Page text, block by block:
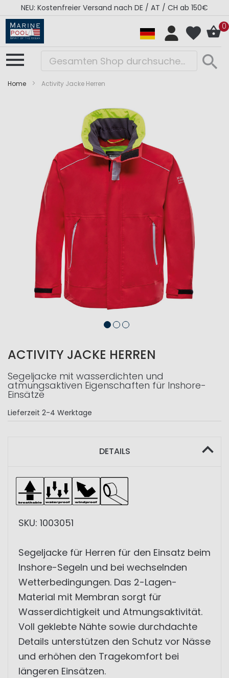
NEU: Kostenfreier Versand nach DE / AT / CH ab 150€
0
Home Activity Jacke Herren
Bildergalerie
Bildergalerie
ACTIVITY JACKE HERREN
Segeljacke mit wasserdichten und
atmungsaktiven Eigenschaften für Inshore-
Einsätze
Lieferzeit 2-4 Werktage
DETAILS
SKU: 1003051
Segeljacke für Herren für den Einsatz beim
Inshore-Segeln und bei wechselnden
Wetterbedingungen. Das 2-Lagen-
Material mit Membran sorgt für
Wasserdichtigkeit und Atmungsaktivität.
Voll geklebte Nähte sowie durchdachte
Details unterstützen den Schutz vor Nässe
und erhöhen den Tragekomfort bei
längeren Einsätzen.